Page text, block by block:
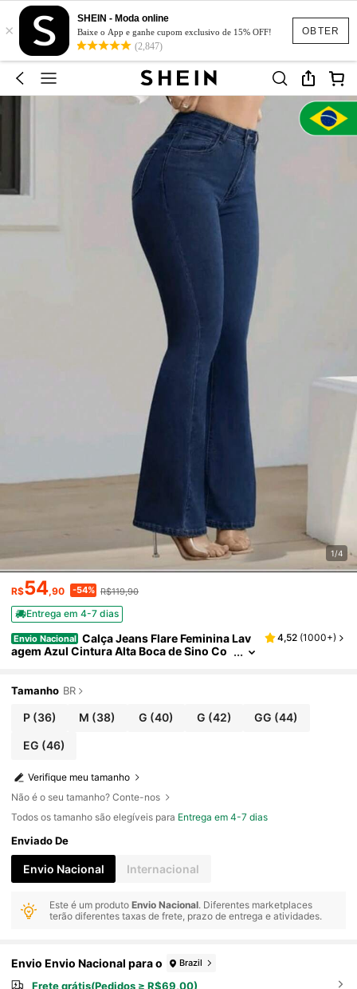
OBTER
×
SHEIN - Moda online
Baixe o App e ganhe cupom exclusivo de 15% OFF!
(2,847)
1/4
R$54,90 -54% R$119,90
Entrega em 4-7 dias
Envio Nacional Calça Jeans Flare Feminina Lav
agem Azul Cintura Alta Boca de Sino Co
4,52 (1000+)
Tamanho BR
P(36) M (38) G (40) G (42) GG (44)
EG (46)
Verifique meu tamanho
Não é o seu tamanho? Conte-nos
Todos os tamanho são elegíveis para Entrega em 4-7 dias
Enviado De
Envio Nacional Internacional
Este é um produtoEnvio Nacional. Diferentes marketplaces
terão diferentes taxas de frete, prazo de entrega e atividades.
Envio Envio Nacional para o Brazil
Frete grátis(Pedidos ≥ R$69,00)